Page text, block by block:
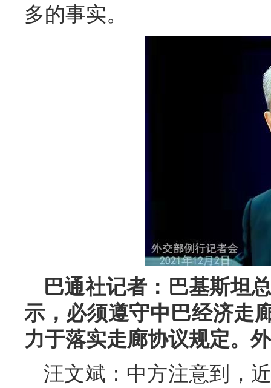
多的事实。
巴通社记者：巴基斯坦
示，必须遵守中 巴经济走
力于落实走廊协议规定。
汪文斌：中方注意到，